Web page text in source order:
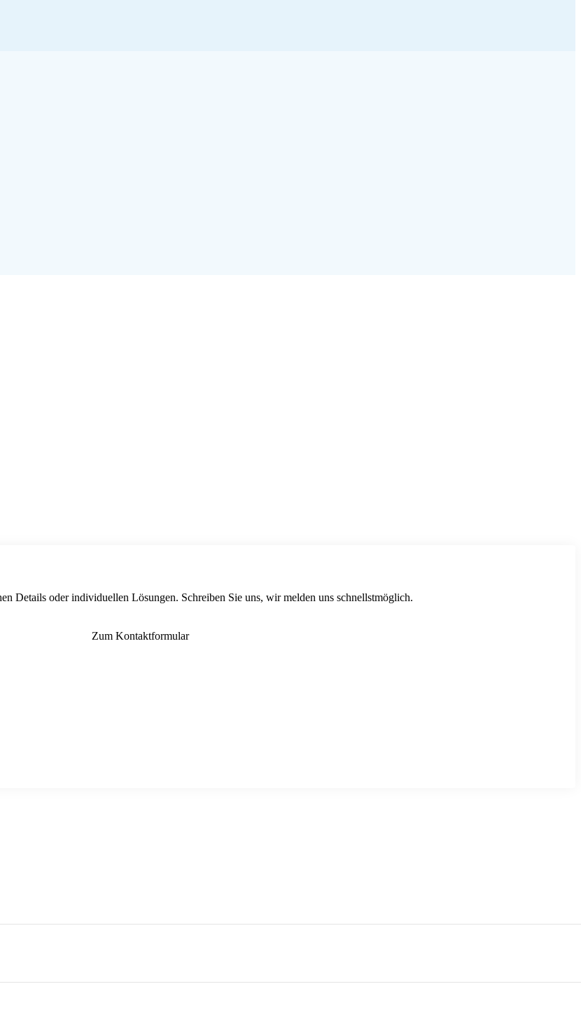
Details oder individuellen Lösungen. Schreiben Sie uns, wir melden uns schnellstmöglich.
Zum Kontaktformular